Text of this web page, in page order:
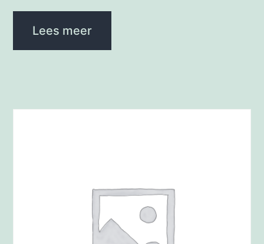
Lees meer